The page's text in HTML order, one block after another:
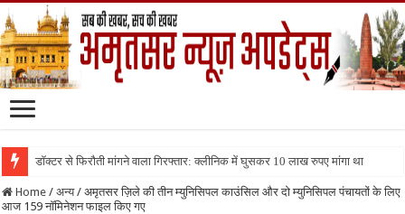
डॉक्टर से फिरौती मांगने वाला गिरफ्तार: क्लीनिक में घुसकर 10 लाख रुपए मांगा था
Home / अन्य / अमृतसर ज़िले की तीन म्युनिसिपल काउंसिल और दो म्युनिसिपल पंचायतों के लिए
आज 159 नॉमिनेशन फाइल किए गए